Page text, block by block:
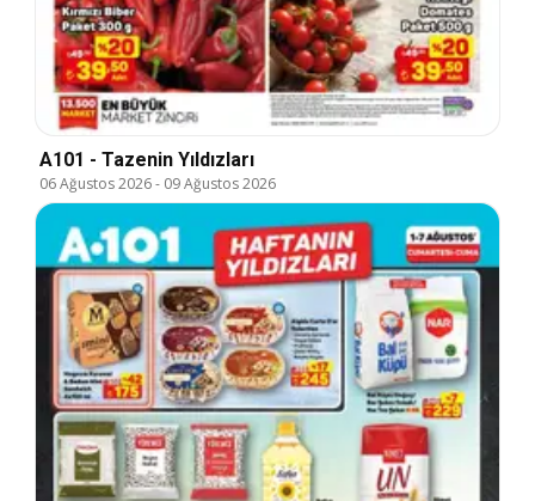
A101 - Tazenin Yıldızları
06 Ağustos 2026- 09 Ağustos 2026